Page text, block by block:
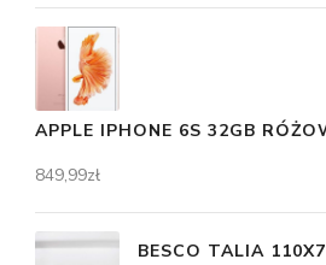
APPLE IPHONE 6S 32GB
849,99zł
BESCO TALIA